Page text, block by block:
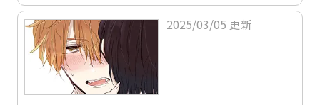
2025/03/05 更新